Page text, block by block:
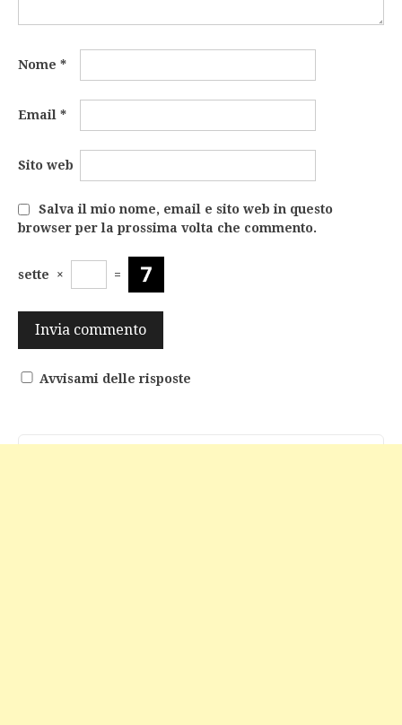
Nome *
Email *
Sito web
Salva il mio nome, email e sito web in questo
browser per la prossima volta che commento.
sette × =
Avvisami delle risposte